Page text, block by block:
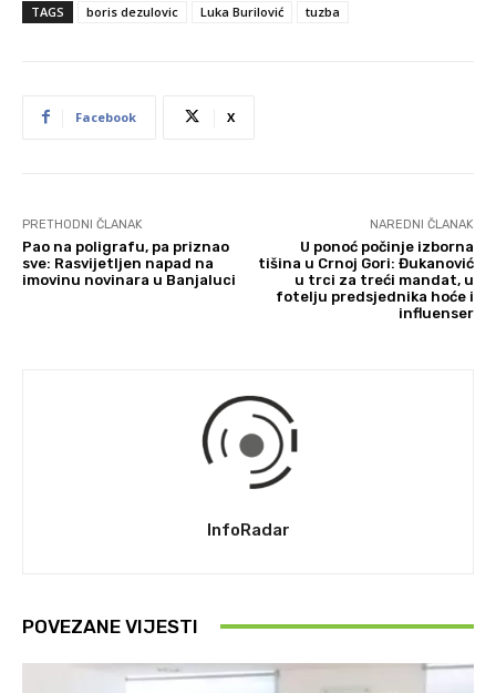
TAGS boris dezulovic Luka Burilović tuzba
Facebook X
PRETHODNI ČLANAK
Pao na poligrafu, pa priznao
sve: Rasvijetljen napad na
imovinu novinara u Banjaluci
NAREDNI ČLANAK
U ponoć počinje izborna
tišina u Crnoj Gori: Đukanović
u trci za treći mandat, u
fotelju predsjednika hoće i
influenser
InfoRadar
POVEZANE VIJESTI